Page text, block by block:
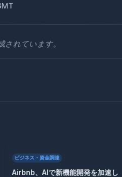
れています。
ビジネス・資金調達
Airbnb、AIで新機能開発を加速し